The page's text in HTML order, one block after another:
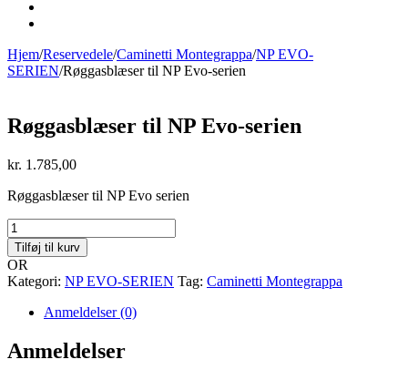
Hjem/Reservedele/Caminetti Montegrappa/NP EVO-
SERIEN/Røggasblæser til NP Evo-serien
Røggasblæser til NP Evo-serien
kr. 1.785,00
Røggasblæser til NP Evo serien
Røggasblæser
til
NP
Evo-
serien
antal
Tilføj til kurv
OR
Kategori: NP EVO-SERIEN Tag: Caminetti Montegrappa
Anmeldelser (0)
Anmeldelser